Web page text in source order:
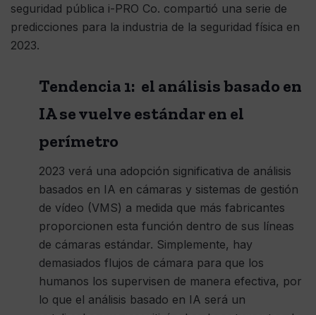
seguridad pública i-PRO Co. compartió una serie de
predicciones para la industria de la seguridad física en
2023.
Tendencia 1: el análisis basado en
IA se vuelve estándar en el
perímetro
2023 verá una adopción significativa de análisis
basados ​​en IA en cámaras y sistemas de gestión
de vídeo (VMS) a medida que más fabricantes
proporcionen esta función dentro de sus líneas
de cámaras estándar. Simplemente, hay
demasiados flujos de cámara para que los
humanos los supervisen de manera efectiva, por
lo que el análisis basado en IA será un